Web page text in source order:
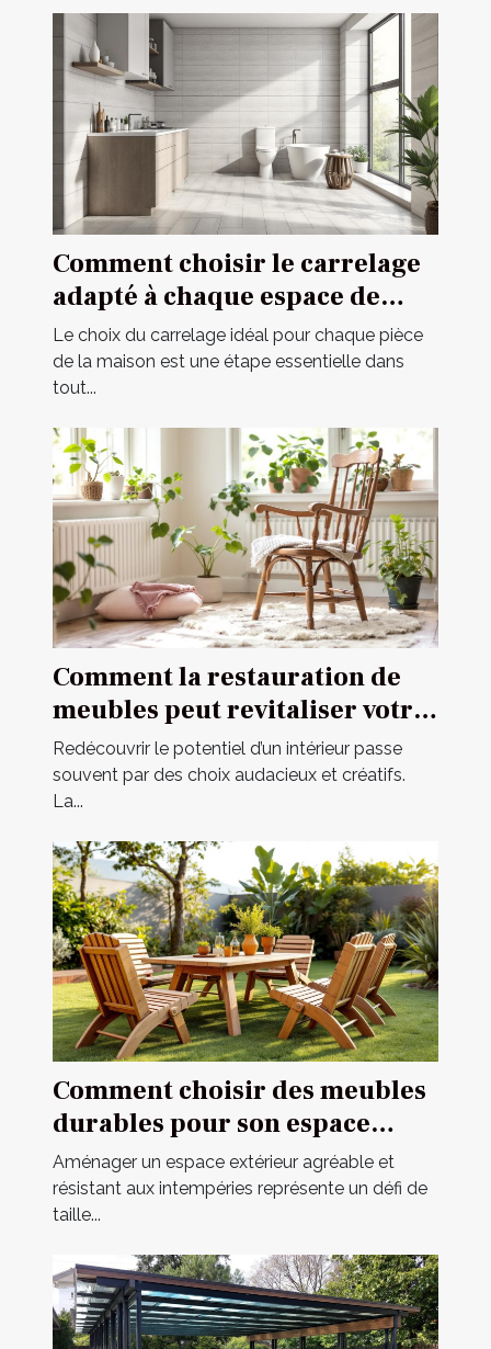
Comment choisir le carrelage
adapté à chaque espace de
votre maison ?
Le choix du carrelage idéal pour chaque pièce
de la maison est une étape essentielle dans
tout...
Comment la restauration de
meubles peut revitaliser votre
intérieur ?
Redécouvrir le potentiel d’un intérieur passe
souvent par des choix audacieux et créatifs.
La...
Comment choisir des meubles
durables pour son espace
extérieur ?
Aménager un espace extérieur agréable et
résistant aux intempéries représente un défi de
taille...